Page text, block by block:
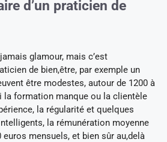
d’un praticien de
glamour, mais c’est
de bien,être, par exemple un
être modestes, autour de 1200 à
la formation manque ou la clientèle
la régularité et quelques
la rémunération moyenne
euros mensuels, et bien sûr au,delà